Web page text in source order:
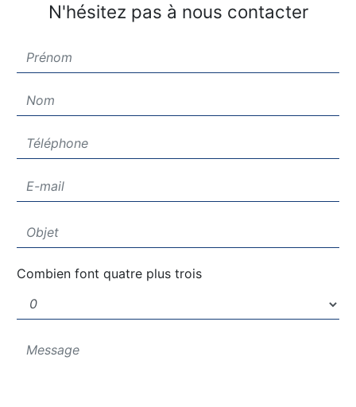
N'hésitez pas à nous contacter
Combien font quatre plus trois